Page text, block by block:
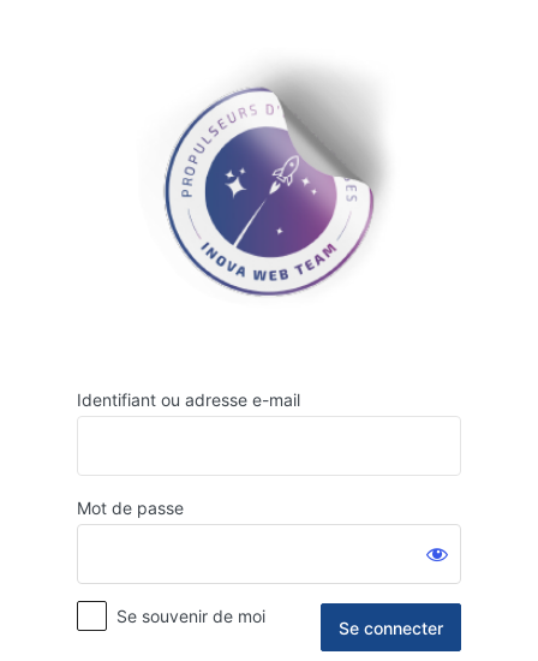
Identifiant ou adresse e-mail
Mot de passe
Se souvenir de moi